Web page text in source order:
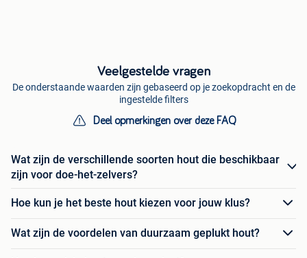
Veelgestelde vragen
De onderstaande waarden zijn gebaseerd op je zoekopdracht en de
ingestelde filters
Deel opmerkingen over deze FAQ
Wat zijn de verschillende soorten hout die beschikbaar
zijn voor doe-het-zelvers?
Hoe kun je het beste hout kiezen voor jouw klus?
Wat zijn de voordelen van duurzaam geplukt hout?